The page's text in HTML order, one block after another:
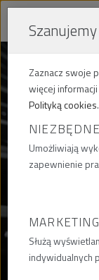
Zaznacz swoje
więcej
Polityką cookies.
NIEZBĘDNE
Umożliwiają
zapewnienie
Służą
indywidualnych